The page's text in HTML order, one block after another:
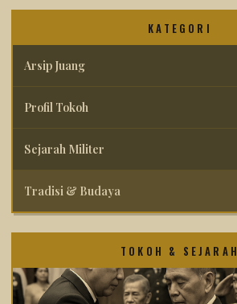
KATEGORI
Arsip Juang
Profil Tokoh
Sejarah Militer
Tradisi & Budaya
TOKOH & SEJARAH